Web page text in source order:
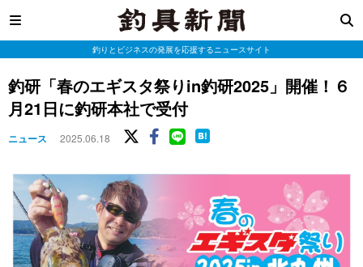
釣りとビジネスの発展を応援するニュースサイト
釣研「春のエギスタ祭りin釣研2025」開催！６
月21日に釣研本社で受付
ニュース 2025.06.18